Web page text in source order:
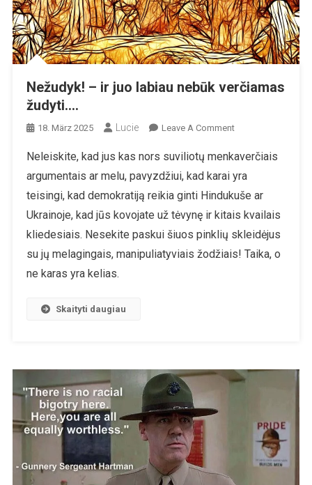
Nežudyk! – ir juo labiau nebūk verčiamas
žudyti….
18. März 2025 Lucie Leave A CommentOn
–
Ir
Juo
Verčiamas
Žudyti….
Neleiskite, kad jus kas nors suviliotų menkaverčiais
argumentais ar melu, pavyzdžiui, kad karai yra
teisingi, kad demokratiją reikia ginti Hindukuše ar
Ukrainoje, kad jūs kovojate už tėvynę ir kitais kvailais
kliedesiais. Nesekite paskui šiuos pinklių skleidėjus
su jų melagingais, manipuliatyviais žodžiais! Taika, o
ne karas yra kelias.
Skaityti daugiau